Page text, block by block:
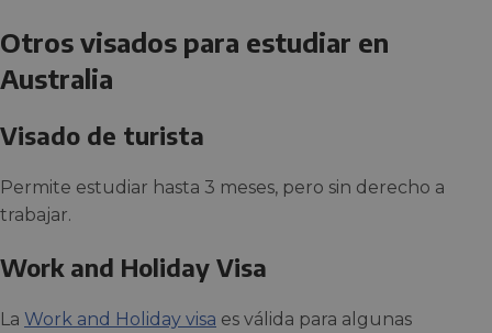
Otros visados para estudiar en
Australia
Visado de turista
Permite estudiar hasta 3 meses, pero sin derecho a
trabajar.
Work and Holiday Visa
La Work and Holiday visa es válida para algunas